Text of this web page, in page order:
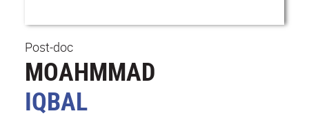
Post-doc
MOAHMMAD
IQBAL